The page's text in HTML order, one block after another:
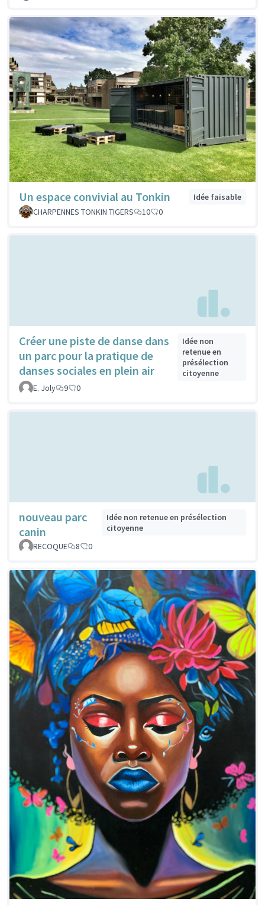
Un espace convivial au Tonkin
Idée faisable
CHARPENNES TONKIN TIGERS
10 0
Créer une piste de danse dans
un parc pour la pratique de
danses sociales en plein air
Idée non
retenue en
présélection
citoyenne
E. Joly
9 0
nouveau parc
canin
Idée non retenue en présélection
citoyenne
RECOQUE
8 0